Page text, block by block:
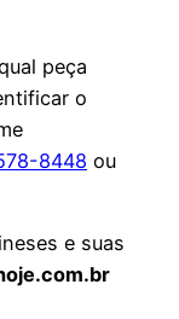
peça
o
8448 ou
e suas